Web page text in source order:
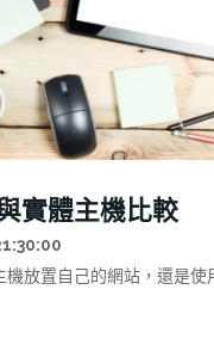
實體主機比較
機放置自己的網站，還是使